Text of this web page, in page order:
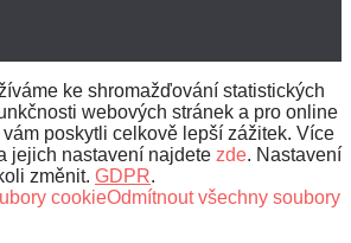
ke shromažďování statistických
webových stránek a pro online
poskytli celkově lepší zážitek. Více
jejich nastavení najdete zde. Nastavení
změnit. GDPR.
cookieOdmítnout všechny soubory